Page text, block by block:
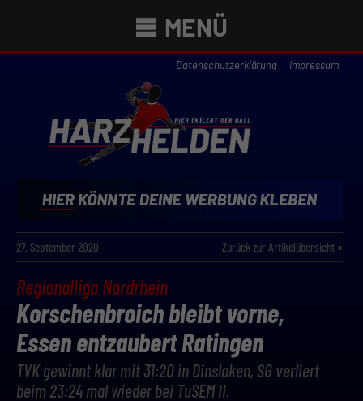
MENÜ
Datenschutzerklärung Impressum
27. September 2020 Zurück zur Artikelübersicht »
Regionalliga Nordrhein
Korschenbroich bleibt vorne,
Essen entzaubert Ratingen
TVK gewinnt klar mit 31:20 in Dinslaken, SG verliert
beim 23:24 mal wieder bei TuSEM II.